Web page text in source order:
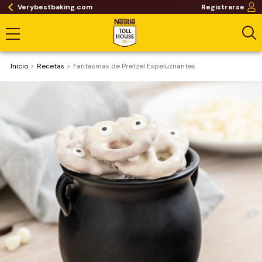
Verybestbaking.com Registrarse
Inicio Recetas Fantasmas de Pretzel Espeluznantes